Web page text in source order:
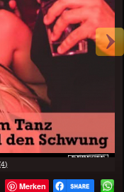
Merken